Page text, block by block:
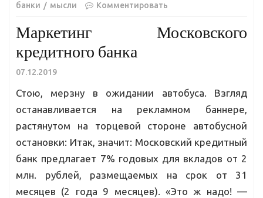
банки
мысли Комментировать
Маркетинг Московского
кредитного банка
07.12.2019
Стою, мерзну в ожидании автобуса. Взгляд
останавливается на рекламном баннере,
растянутом на торцевой стороне автобусной
остановки: Итак, значит: Московский кредитный
банк предлагает 7% годовых для вкладов от 2
млн. рублей, размещаемых на срок от 31
месяцев (2 года 9 месяцев). «Это ж надо! —